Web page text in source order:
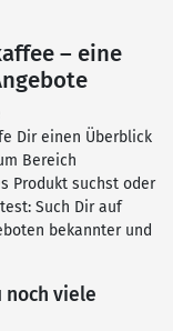
– eine
Dir einen Überblick
Bereich
Produkt suchst oder
Such Dir auf
bekannter und
noch viele